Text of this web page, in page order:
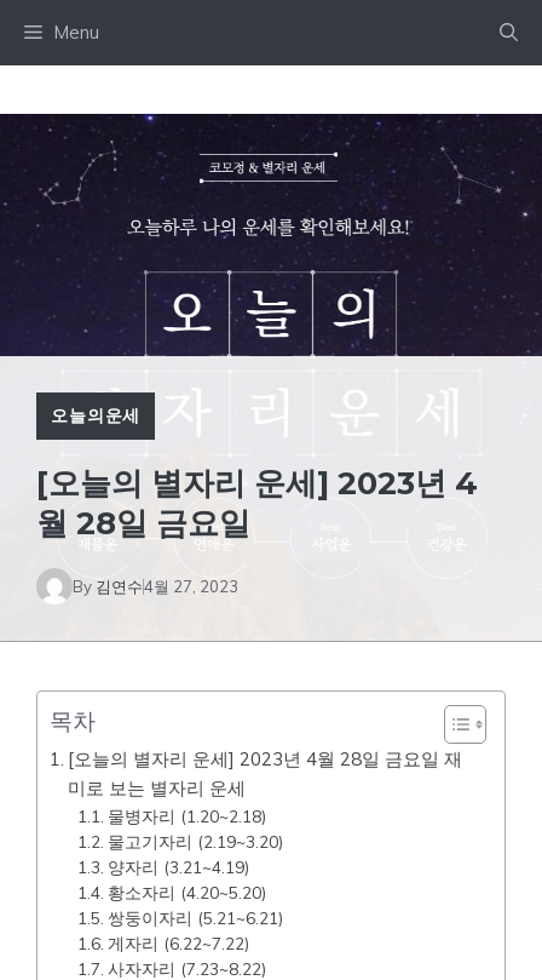
Menu
오늘의운세
[오늘의 별자리 운세] 2023년 4
월 28일 금요일
By 김연수4월 27, 2023
목차
[오늘의 별자리 운세] 2023년 4월 28일 금요일 재
미로 보는 별자리 운세
물병자리 (1.20~2.18)
물고기자리 (2.19~3.20)
양자리 (3.21~4.19)
황소자리 (4.20~5.20)
쌍둥이자리 (5.21~6.21)
게자리 (6.22~7.22)
사자자리 (7.23~8.22)